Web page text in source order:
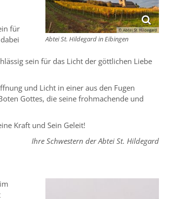
© Abtei St. Hildegard
Abtei St. Hildegard in Eibingen
für
sein für das Licht der göttlichen Liebe
und Licht in einer aus den Fugen
Gottes, die seine frohmachende und
Kraft und Sein Geleit!
Ihre Schwestern der Abtei St. Hildegard